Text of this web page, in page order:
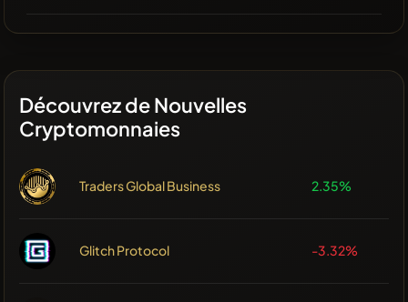
Découvrez de Nouvelles
Cryptomonnaies
Traders Global Business 2.35%
Glitch Protocol -3.32%